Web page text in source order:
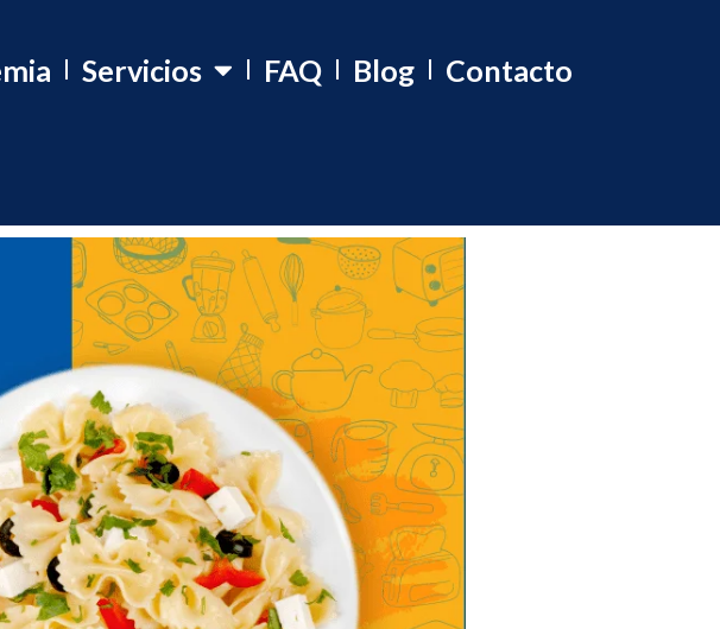
Servicios FAQ Blog Contacto